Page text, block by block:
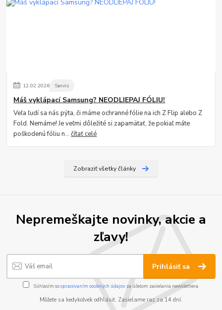
12.02.2026 Servis
Máš vyklápací Samsung? NEODLIEPAJ FÓLIU!
Veľa ľudí sa nás pýta, či máme ochranné fólie na ich Z Flip alebo Z
Fold. Nemáme! Je veľmi dôležité si zapamätať, že pokiaľ máte
poškodenú fóliu n...čítať celé
Zobraziť všetky články
Nepremeškajte novinky, akcie a
zľavy!
Prihlásiť sa
Súhlasím sospracovaním osobných údajov za účelom zasielania newslettera.
Môžete sa kedykoľvek odhlásiť. Zasielame raz za 14 dní.